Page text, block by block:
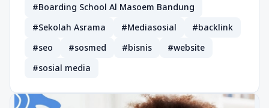
#Boarding School Al Masoem Bandung
#Sekolah Asrama
#Mediasosial
#backlink
#seo
#sosmed #bisnis
#website
#sosial media